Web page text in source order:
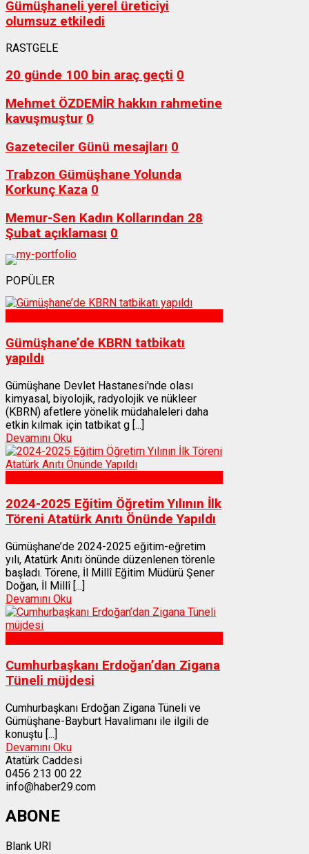
Gümüşhaneli yerel üreticiyi
olumsuz etkiledi
RASTGELE
20 günde 100 bin araç geçti 0
Mehmet ÖZDEMİR hakkın rahmetine
kavuşmuştur 0
Gazeteciler Günü mesajları 0
Trabzon Gümüşhane Yolunda
Korkunç Kaza 0
Memur-Sen Kadın Kollarından 28
Şubat açıklaması 0
POPÜLER
Gümüşhane’de KBRN tatbikatı
yapıldı
Gümüşhane Devlet Hastanesi'nde olası
kimyasal, biyolojik, radyolojik ve nükleer
(KBRN) afetlere yönelik müdahaleleri daha
etkin kılmak için tatbikat g [...]
Devamını Oku
2024-2025 Eğitim Öğretim Yılının İlk
Töreni Atatürk Anıtı Önünde Yapıldı
Gümüşhane’de 2024-2025 eğitim-eğretim
yılı, Atatürk Anıtı önünde düzenlenen törenle
başladı. Törene, İl Millî Eğitim Müdürü Şener
Doğan, İl Millî [...]
Devamını Oku
Cumhurbaşkanı Erdoğan’dan Zigana
Tüneli müjdesi
Cumhurbaşkanı Erdoğan Zigana Tüneli ve
Gümüşhane-Bayburt Havalimanı ile ilgili de
konuştu [...]
Devamını Oku
Atatürk Caddesi
0456 213 00 22
info@haber29.com
ABONE
Blank URI